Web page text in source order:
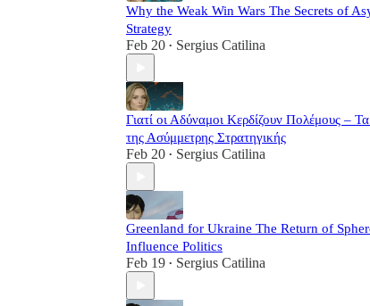
Why the Weak Win Wars The Secrets of
Strategy
Feb 20 • Sergius Catilina
Γιατί οι Αδύναμοι Κερδίζουν Πολέμους –
της Ασύμμετρης Στρατηγικής
Feb 20 • Sergius Catilina
Greenland for Ukraine The Return of
Influence Politics
Feb 19 • Sergius Catilina